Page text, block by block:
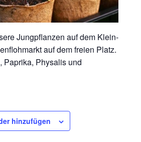
Jungpflanzen auf dem Klein-
auf dem freien Platz.
Paprika, Physalis und
hinzufügen